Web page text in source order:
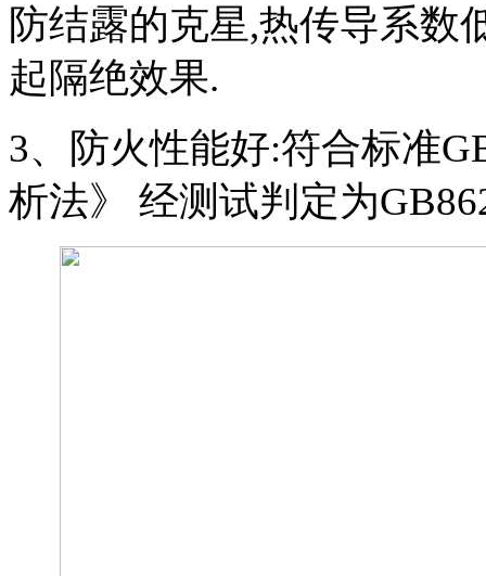
防结露的克星,热传导系数
起隔绝效果.
3、防火性能好:符合标准
析法》
经测试判定为